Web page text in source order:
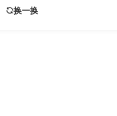
换一换